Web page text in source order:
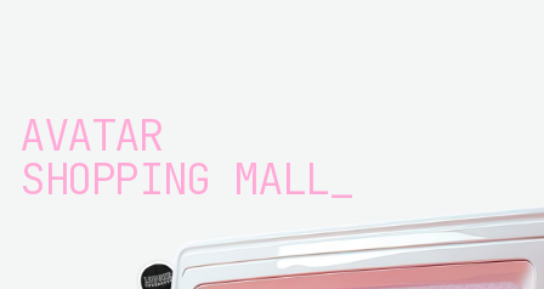
AVATAR
SHOPPING MALL_